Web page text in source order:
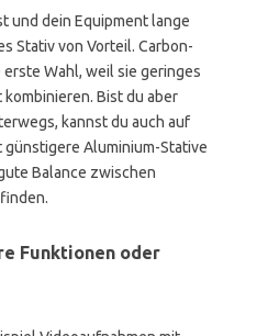
und dein Equipment lange
Stativ von Vorteil. Carbon-
Wahl, weil sie geringes
Bist du aber
kannst du auch auf
Aluminium-Stative
Balance zwischen
Funktionen oder